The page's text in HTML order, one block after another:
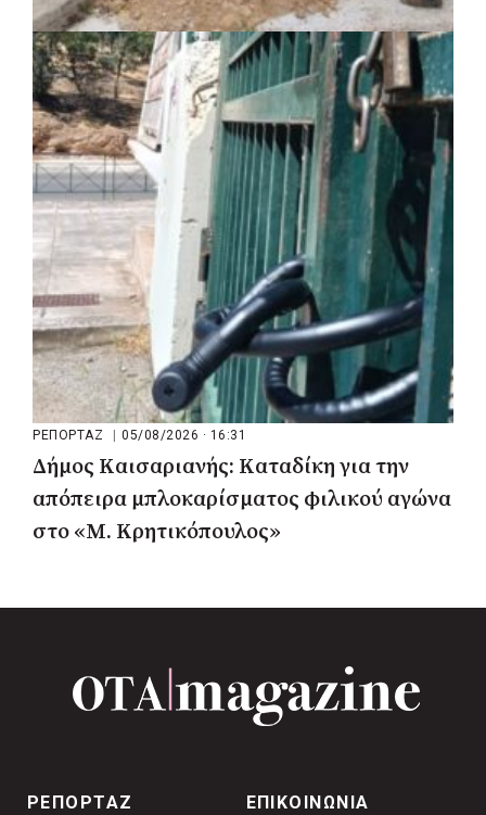
ΤΟΠΙΚΗ ΑΥΤΟΔΙΟΙΚΗΣΗ | 05/08/2026 · 16:46
Δήμος Μετεώρων: Ολοκληρώθηκε το νέο
τοιχείο αντιστήριξης στην είσοδο του
Σκεπαρίου
ΡΕΠΟΡΤΑΖ 05/08/2026 · 16:31
Δήμος Καισαριανής: Καταδίκη για την
απόπειρα μπλοκαρίσματος φιλικού αγώνα
στο «Μ. Κρητικόπουλος»
ΡΕΠΟΡΤΑΖ
ΕΠΙΚΟΙΝΩΝΙΑ